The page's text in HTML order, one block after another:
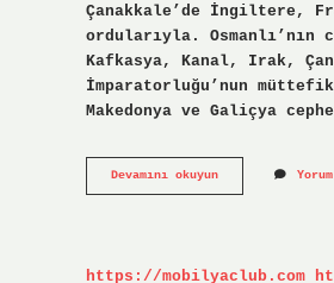
Çanakkale’de İngiltere,
ordularıyla. Osmanlı’nın
Kafkasya, Kanal, Irak,
İmparatorluğu’nun
Makedonya ve Galiçya
Devamını okuyunCephelerin
Adları
https://mobilyaclub.com